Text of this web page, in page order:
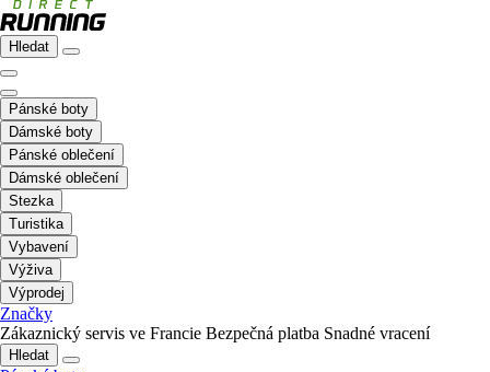
Hledat
Pánské boty
Dámské boty
Pánské oblečení
Dámské oblečení
Stezka
Turistika
Vybavení
Výživa
Výprodej
Značky
Zákaznický servis ve Francie Bezpečná platba Snadné vracení
Hledat